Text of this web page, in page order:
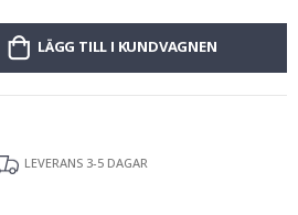
LÄGG TILL I KUNDVAGNEN
LEVERANS 3-5 DAGAR